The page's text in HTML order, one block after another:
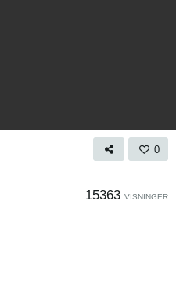
0
15363 VISNINGER